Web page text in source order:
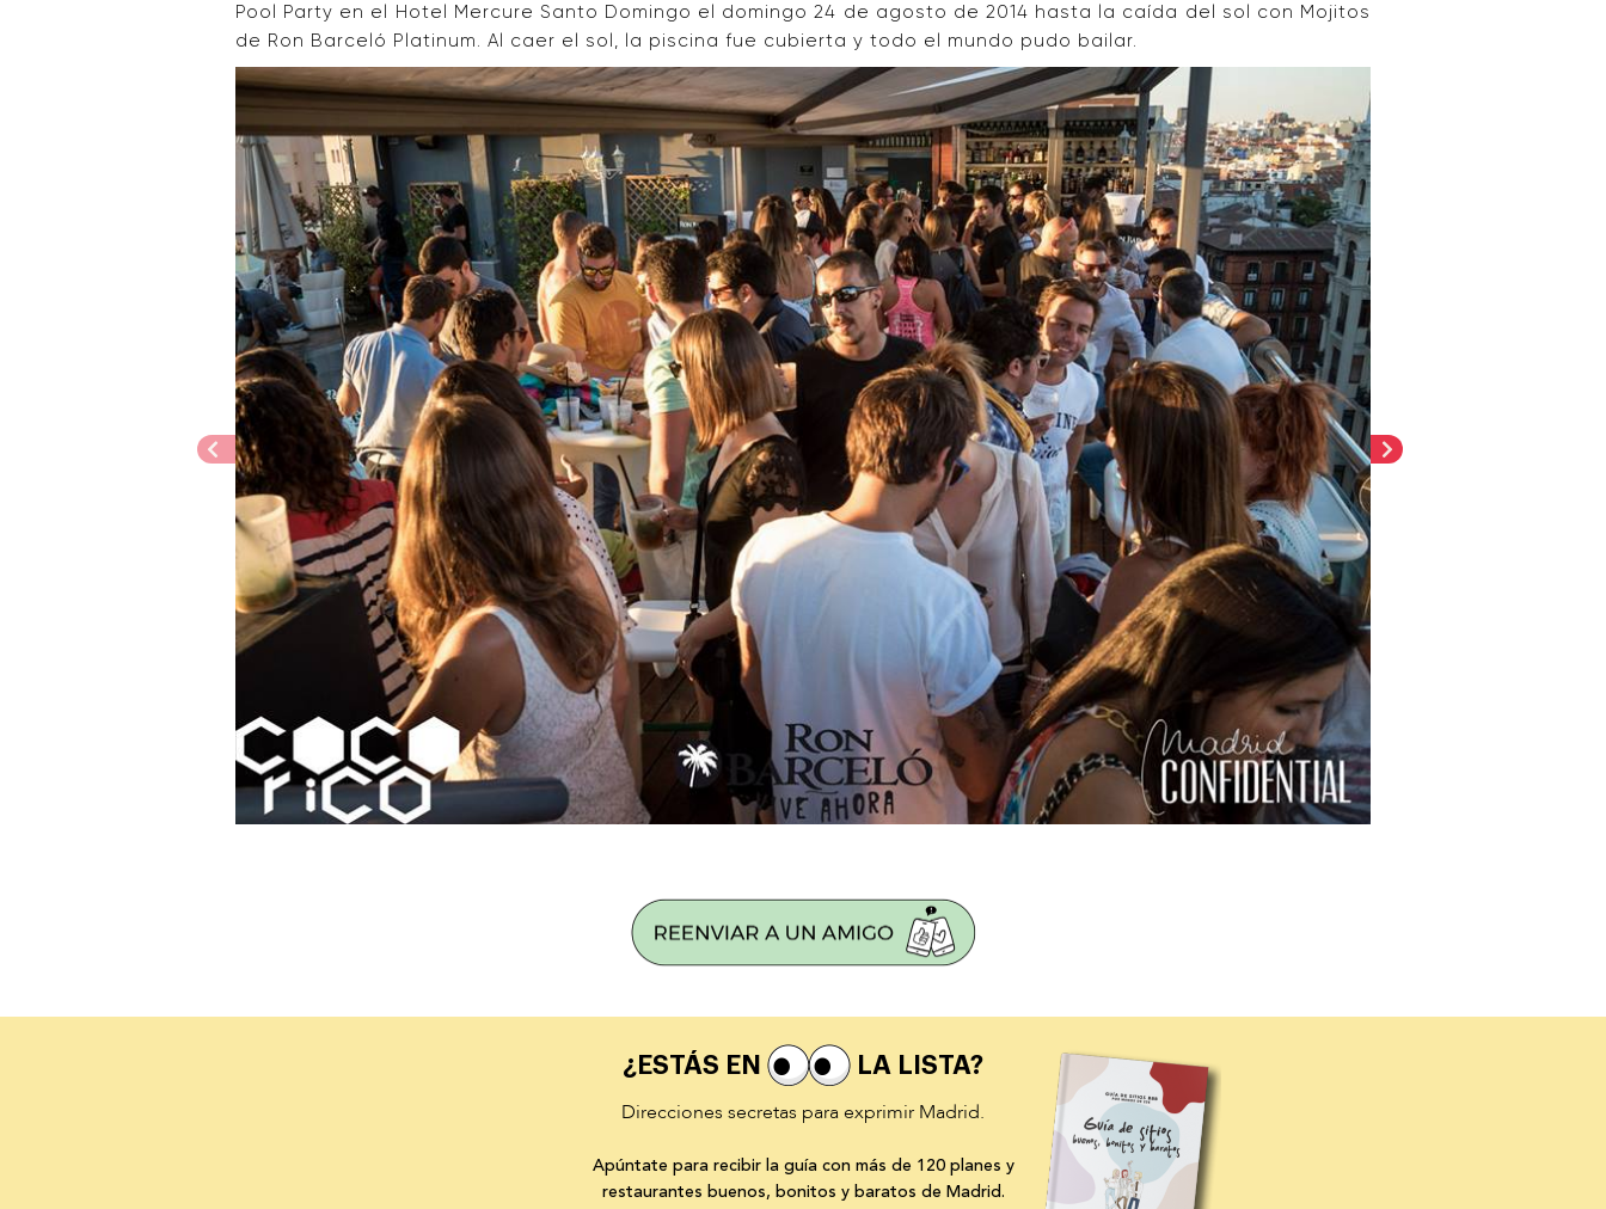
Pool Party en el Hotel Mercure Santo Domingo el domingo 24 de agosto de 2014 hasta la caída del sol con Mojitos
de Ron Barceló Platinum. Al caer el sol, la piscina fue cubierta y todo el mundo pudo bailar.
¿ESTÁS EN
LA LISTA?
Direcciones secretas para exprimir Madrid.
Apúntate para recibir la guía con más de 120 planes y
restaurantes buenos, bonitos y baratos de Madrid.